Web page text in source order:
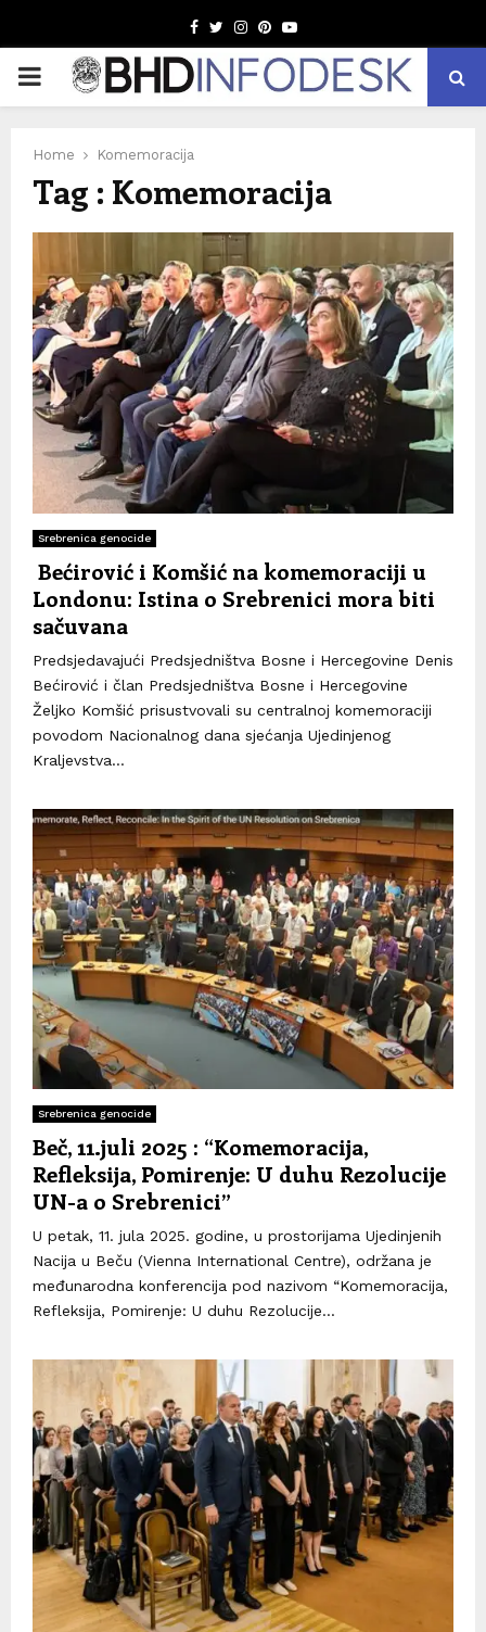
Facebook
TwitterInstagram
Pinterest
Youtube
PRIMARY
Home Komemoracija
Tag : Komemoracija
Srebrenica genocide
Bećirović i Komšić na komemoraciji u
Londonu: Istina o Srebrenici mora biti
sačuvana
Predsjedavajući Predsjedništva Bosne i Hercegovine Denis
Bećirović i član Predsjedništva Bosne i Hercegovine
Željko Komšić prisustvovali su centralnoj komemoraciji
povodom Nacionalnog dana sjećanja Ujedinjenog
Kraljevstva...
Srebrenica genocide
Beč, 11.juli 2025 : “Komemoracija,
Refleksija, Pomirenje: U duhu Rezolucije
UN-a o Srebrenici”
U petak, 11. jula 2025. godine, u prostorijama Ujedinjenih
Nacija u Beču (Vienna International Centre), održana je
međunarodna konferencija pod nazivom “Komemoracija,
Refleksija, Pomirenje: U duhu Rezolucije...